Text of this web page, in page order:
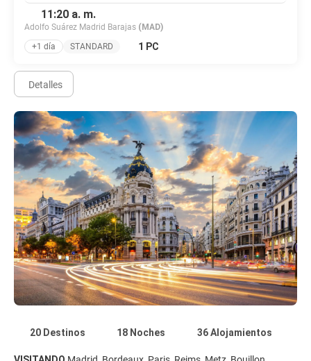
11:20 a. m.
Adolfo Suárez Madrid Barajas (MAD)
+1 día
STANDARD 1 PC
Detalles
20 Destinos 18 Noches 36 Alojamientos